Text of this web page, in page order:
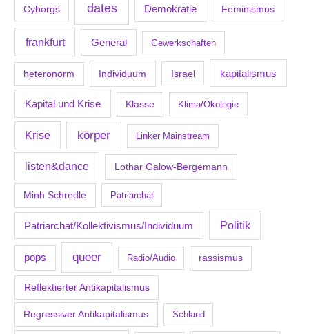
Cyborgs dates Demokratie Feminismus
frankfurt General Gewerkschaften
heteronorm Individuum Israel kapitalismus
Kapital und Krise Klasse Klima/Ökologie
Krise körper Linker Mainstream
listen&dance Lothar Galow-Bergemann
Minh Schredle Patriarchat
Patriarchat/Kollektivismus/Individuum Politik
pops queer Radio/Audio rassismus
Reflektierter Antikapitalismus
Regressiver Antikapitalismus Schland